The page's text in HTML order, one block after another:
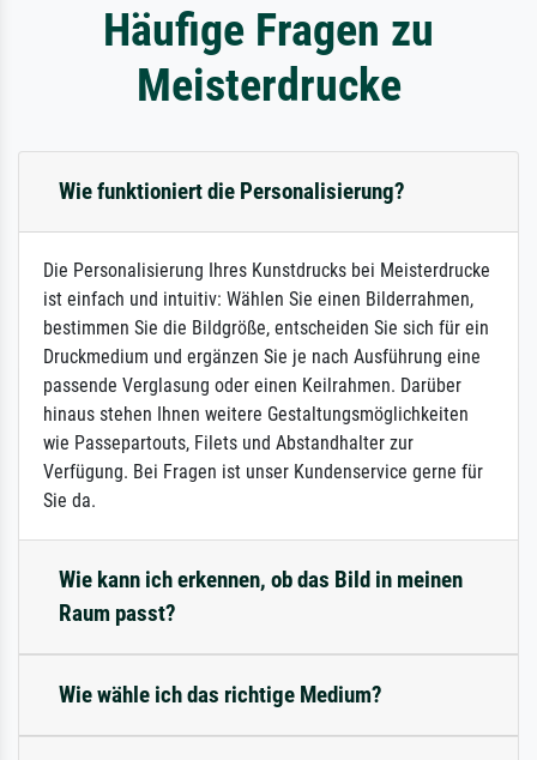
Häufige Fragen zu
Meisterdrucke
Wie funktioniert die Personalisierung?
Die Personalisierung Ihres Kunstdrucks bei Meisterdrucke
ist einfach und intuitiv: Wählen Sie einen Bilderrahmen,
bestimmen Sie die Bildgröße, entscheiden Sie sich für ein
Druckmedium und ergänzen Sie je nach Ausführung eine
passende Verglasung oder einen Keilrahmen. Darüber
hinaus stehen Ihnen weitere Gestaltungsmöglichkeiten
wie Passepartouts, Filets und Abstandhalter zur
Verfügung. Bei Fragen ist unser Kundenservice gerne für
Sie da.
Wie kann ich erkennen, ob das Bild in meinen
Raum passt?
Wie wähle ich das richtige Medium?